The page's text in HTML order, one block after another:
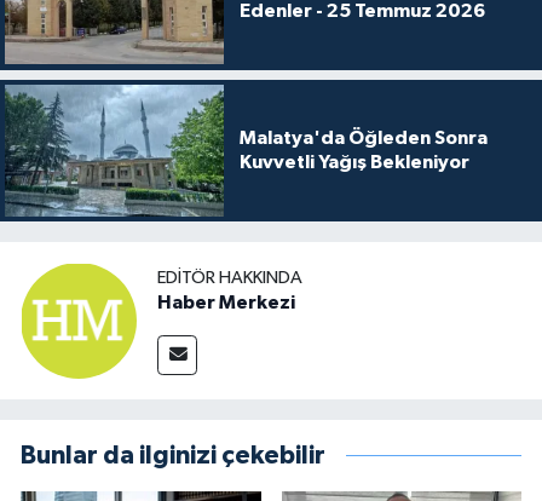
Edenler - 25 Temmuz 2026
Malatya'da Öğleden Sonra
Kuvvetli Yağış Bekleniyor
EDITÖR HAKKINDA
Haber Merkezi
Bunlar da ilginizi çekebilir